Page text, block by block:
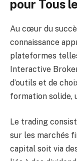
pour Tous
Au cœur du
connaissance
plateformes
Interactive
d’outils et de
formation solide,
Le trading
sur les marchés
capital soit via